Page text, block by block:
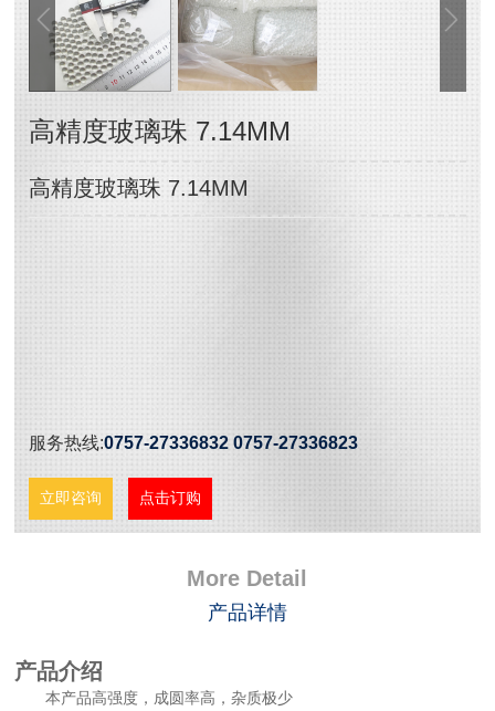
高精度玻璃珠 7.14MM
高精度玻璃珠 7.14MM
服务热线:0757-27336832 0757-27336823
立即咨询 点击订购
More Detail
产品详情
产品介绍
本产品高强度，成圆率高，杂质极少